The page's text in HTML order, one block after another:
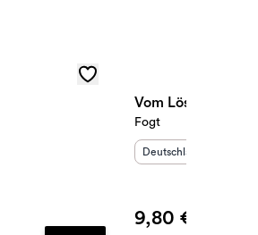
Vom Löss Weißer
Fogt
Herkunftsland
Deutschland
9,80 €